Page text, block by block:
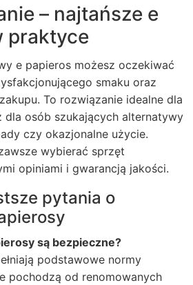
– najtańsze e
praktyce
e papieros możesz oczekiwać
smaku oraz
To rozwiązanie idealne dla
dla osób szukających alternatywy
czy okazjonalne użycie.
wybierać sprzęt
opiniami i gwarancją jakości.
pytania o
są bezpieczne?
podstawowe normy
pochodzą od renomowanych